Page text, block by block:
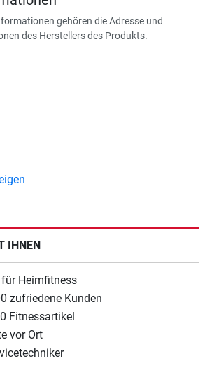
gehören die Adresse und
des Herstellers des Produkts.
IHNEN
für Heimfitness
zufriedene Kunden
Fitnessartikel
vor Ort